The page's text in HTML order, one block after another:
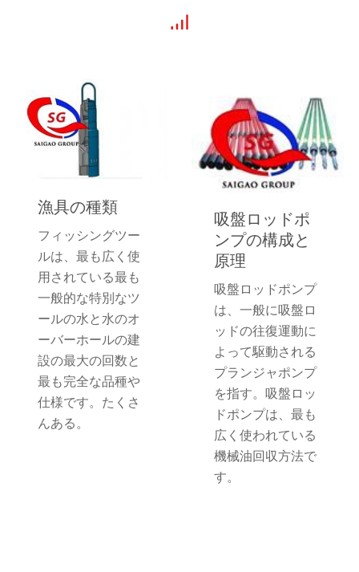
漁具の種類
フィッシングツー
ルは、最も広く使
用されている最も
一般的な特別なツ
ールの水と水のオ
ーバーホールの建
設の最大の回数と
最も完全な品種や
仕様です。たくさ
んある。
吸盤ロッドポ
ンプの構成と
原理
吸盤ロッドポンプ
は、一般に吸盤ロ
ッドの往復運動に
よって駆動される
プランジャポンプ
を指す。吸盤ロッ
ドポンプは、最も
広く使われている
機械油回収方法で
す。